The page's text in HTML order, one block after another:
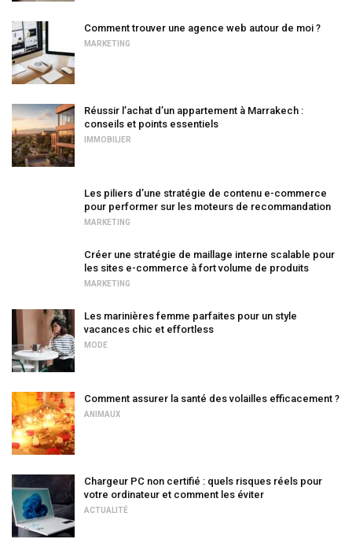
Comment trouver une agence web autour de moi ?
MARKETING
Réussir l’achat d’un appartement à Marrakech :
conseils et points essentiels
IMMOBILIER
Les piliers d’une stratégie de contenu e-commerce
pour performer sur les moteurs de recommandation
MARKETING
Créer une stratégie de maillage interne scalable pour
les sites e-commerce à fort volume de produits
MARKETING
Les marinières femme parfaites pour un style
vacances chic et effortless
MODE
Comment assurer la santé des volailles efficacement ?
ANIMAUX
Chargeur PC non certifié : quels risques réels pour
votre ordinateur et comment les éviter
ACTUALITÉ